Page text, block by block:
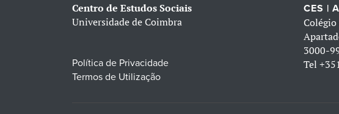
Centro de Estudos Sociais
Universidade de Coimbra
Política de Privacidade
Termos de Utilização
CES |
Colégio
3000-
Tel